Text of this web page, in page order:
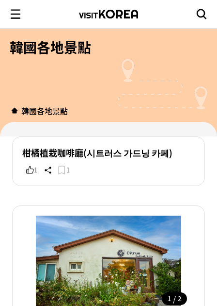
韓國各地景點
韓國各地景點
柑橘植栽咖啡廳(시트러스 가드닝 카페)
1 1
1 / 2